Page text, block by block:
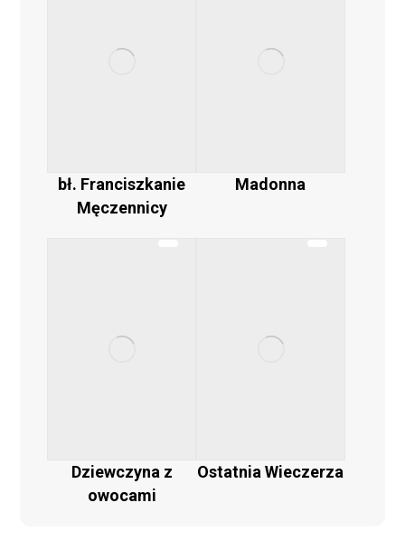
bł. Franciszkanie
Męczennicy
Madonna
Dziewczyna z
owocami
Ostatnia Wieczerza